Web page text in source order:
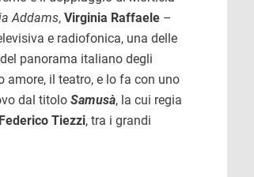
Addams, Virginia Raffaele –
e radiofonica, una delle
panorama italiano degli
il teatro, e lo fa con uno
dal titolo Samusà, la cui regia
Federico Tiezzi, tra i grandi